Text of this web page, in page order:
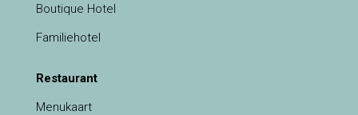
Boutique Hotel
Familiehotel
Restaurant
Menukaart